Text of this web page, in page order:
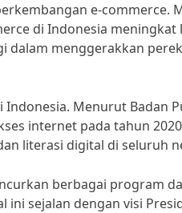
e-commerce.
di Indonesia meningkat
dalam menggerakkan
Menurut Badan
internet pada tahun
literasi digital di seluruh
berbagai program
sejalan dengan visi